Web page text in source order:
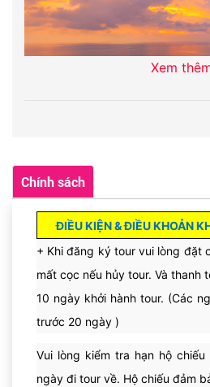
Hoặc quý khách đăng ký
Quý khách có thể tham gia các
trên du thuyền,với quy mô
14 quầy bars & club & sảnh, spa
tâm thẩm mỹ với các lớp học
thao đa dạng: sân golf 9 lỗ, leo núi
bộ, sân trượt patin...
Xem
Chính sách
ĐIỀU KIỆN & ĐIỀU KHOẢN
+ Khi đăng ký tour vui lòng đặt
mất cọc nếu hủy tour. Và thanh
10 ngày khởi hành tour. (Các
trước 20 ngày )
Vui lòng kiểm tra hạn hộ
ngày đi tour về. Hộ chiếu đảm